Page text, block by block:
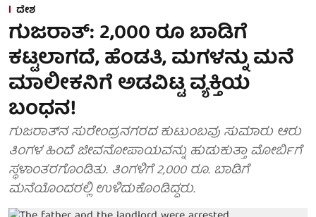
ದೇಶ
ಗುಜರಾತ್: 2,000 ರೂ ಬಾಡಿಗೆ
ಕಟ್ಟಲಾಗದೆ, ಹೆಂಡತಿ, ಮಗಳನ್ನು ಮನೆ
ಮಾಲೀಕನಿಗೆ ಅಡವಿಟ್ಟ ವ್ಯಕ್ತಿಯ
ಬಂಧನ!
ಗುಜರಾತ್‌ನ ಸುರೇಂದ್ರನಗರದ ಕುಟುಂಬವು ಸುಮಾರು ಆರು
ತಿಂಗಳ ಹಿಂದೆ ಜೀವನೋಪಾಯವನ್ನು ಹುಡುಕುತ್ತಾ ಮೋರ್ಬಿಗೆ
ಸ್ಥಳಾಂತರಗೊಂಡಿತು. ತಿಂಗಳಿಗೆ 2,000 ರೂ. ಬಾಡಿಗೆ
ಮನೆಯೊಂದರಲ್ಲಿ ಉಳಿದುಕೊಂಡಿದ್ದರು.